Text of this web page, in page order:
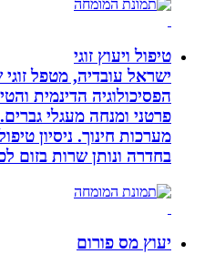
טיפול ויעוץ זוגי
ישראל עובדיה, מטפל זוגי
הפסיכולוגיה הדינמית
פרטני ומנחה מעגלי גברים.
בחדרה ונותן שרות בזום לכל
יעוץ מס פורום